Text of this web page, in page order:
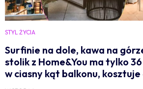
STYL ŻYCIA
Surfinie na dole, kawa na
stolik z Home&You ma tylko 36
w ciasny kąt balkonu, kosztuje